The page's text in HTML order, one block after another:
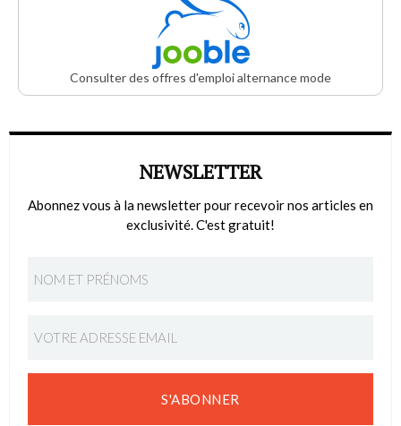
Consulter des offres d'emploi alternance mode
NEWSLETTER
Abonnez vous à la newsletter pour recevoir nos articles en
exclusivité. C'est gratuit!
S'ABONNER